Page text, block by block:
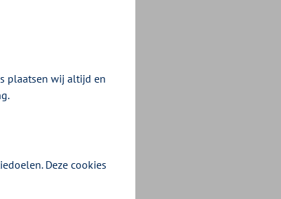
plaatsen wij altijd en
Deze cookies